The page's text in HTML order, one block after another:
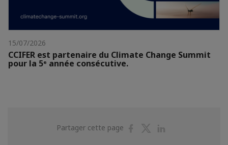
15/07/2026
CCIFER est partenaire du Climate Change Summit
pour la 5ᵉ année consécutive.
Partager cette page
PartagerPartager